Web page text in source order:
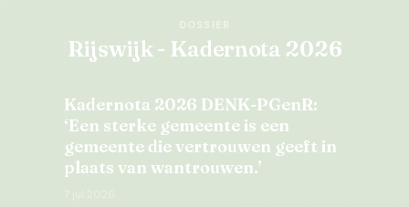
Rijswijk - Kadernota 2026
Kadernota 2026 DENK-PGenR:
‘Een sterke gemeente is een
gemeente die vertrouwen geeft in
plaats van wantrouwen.’